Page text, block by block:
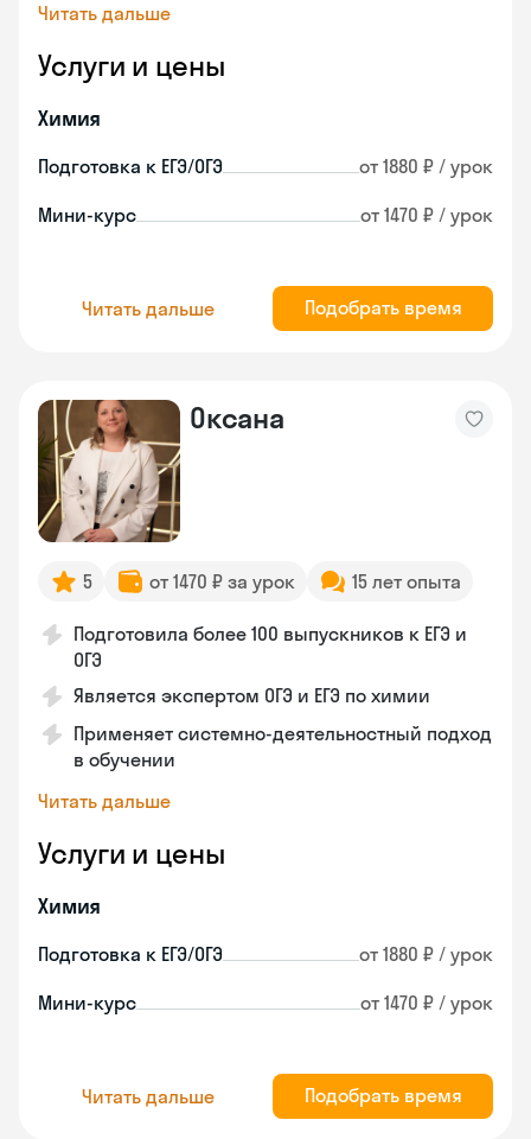
Читать дальше
Услуги и цены
Химия
Подготовка к ЕГЭ/ОГЭ от 1880 ₽ / урок
Мини-курс от 1470 ₽ / урок
Читать дальше Подобрать время
Оксана
5 от 1470 ₽ за урок 15 лет опыта
Подготовила более 100 выпускников к ЕГЭ и
ОГЭ
Является экспертом ОГЭ и ЕГЭ по химии
Применяет системно-деятельностный подход
в обучении
Читать дальше
Услуги и цены
Химия
Подготовка к ЕГЭ/ОГЭ от 1880 ₽ / урок
Мини-курс от 1470 ₽ / урок
Читать дальше Подобрать время